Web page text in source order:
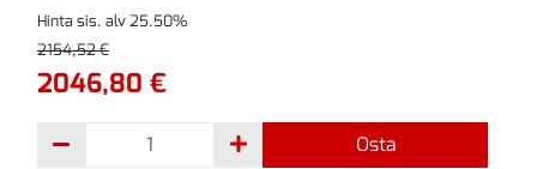
Hinta sis. alv 25.50%
2154,52 €
2046,80 €
Osta